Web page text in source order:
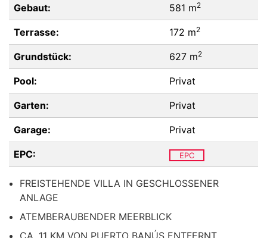
Gebaut: 581 m2
Terrasse: 172 m2
Grundstück: 627 m2
Pool: Privat
Garten: Privat
Garage: Privat
EPC: EPC
FREISTEHENDE VILLA IN GESCHLOSSENER
ANLAGE
ATEMBERAUBENDER MEERBLICK
CA. 11 KM VON PUERTO BANÚS ENTFERNT